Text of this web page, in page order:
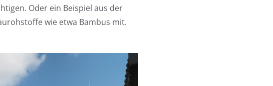
Oder ein Beispiel aus der
wie etwa Bambus mit.